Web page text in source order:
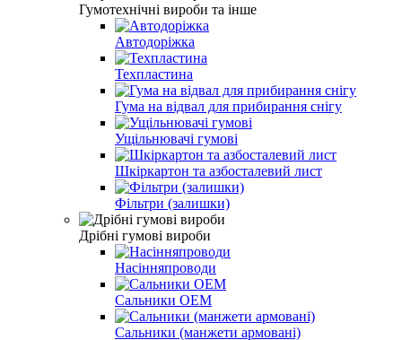
Гумотехнічні вироби та інше
Автодоріжка
Техпластина
Гума на відвал для прибирання снігу
Ущільнювачі гумові
Шкіркартон та азбосталевий лист
Фільтри (залишки)
Дрібні гумові вироби
Насінняпроводи
Сальники ОЕМ
Сальники (манжети армовані)